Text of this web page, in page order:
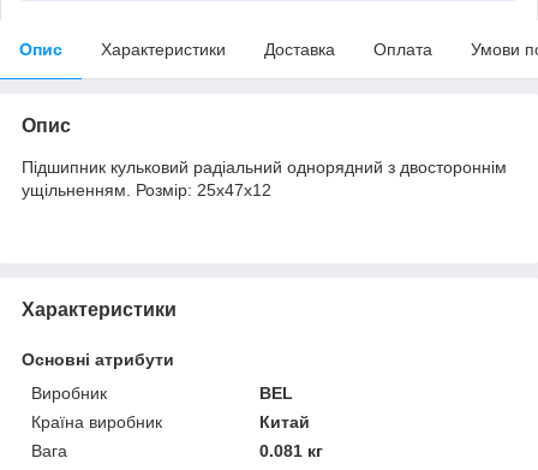
Опис Характеристики Доставка Оплата Умови
Опис
Підшипник кульковий радіальний однорядний з двостороннім
ущільненням. Розмір: 25х47х12
Характеристики
Основні атрибути
Виробник
BEL
Країна виробник
Китай
Вага
0.081 кг